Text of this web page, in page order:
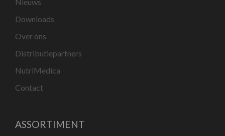
Downloads
Over ons
Distributiepartners
NutriMedica
Contact
ASSORTIMENT